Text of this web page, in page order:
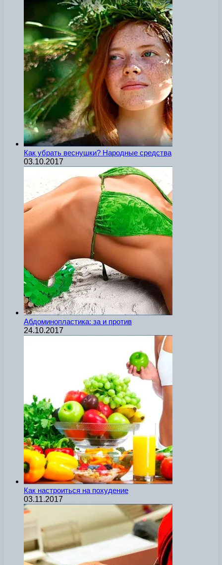
Как убрать веснушки? Народные средства
03.10.2017
Абдоминопластика: за и против
24.10.2017
Как настроиться на похудение
03.11.2017